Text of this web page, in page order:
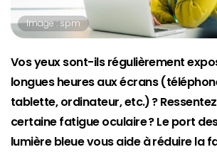
Image : spm
Vos yeux sont-ils régulièrement
longues heures aux écrans
tablette, ordinateur, etc.) ?
certaine fatigue oculaire ? Le port
lumière bleue vous aide à réduire la